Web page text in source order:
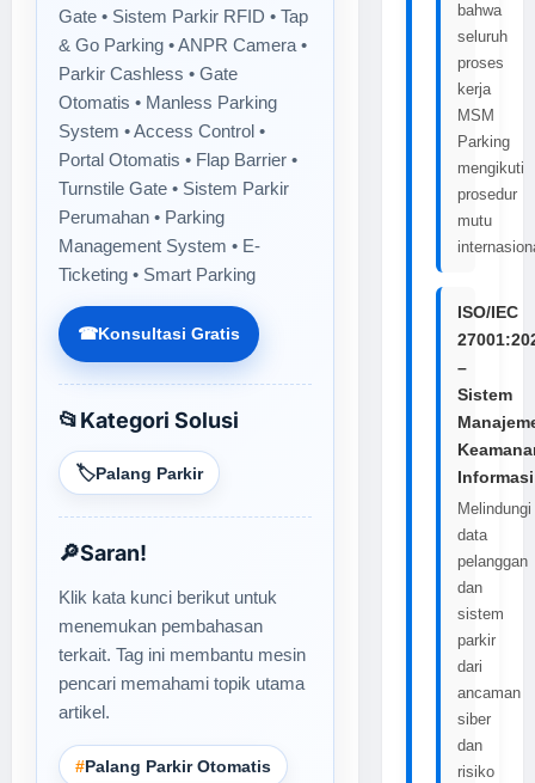
Gate • Sistem Parkir RFID • Tap
& Go Parking • ANPR Camera •
Parkir Cashless • Gate
Otomatis • Manless Parking
System • Access Control •
Portal Otomatis • Flap Barrier •
Turnstile Gate • Sistem Parkir
Perumahan • Parking
Management System • E-
Ticketing • Smart Parking
☎Konsultasi Gratis
📂Kategori Solusi
🏷️Palang Parkir
🔎Saran!
Klik kata kunci berikut untuk
menemukan pembahasan
terkait. Tag ini membantu mesin
pencari memahami topik utama
artikel.
#Palang Parkir Otomatis
bahwa
seluruh
proses
kerja
MSM
Parking
mengikuti
prosedur
mutu
ISO/IEC
–
Sistem
Informasi
Melindungi
data
pelanggan
dan
sistem
parkir
dari
ancaman
siber
dan
risiko